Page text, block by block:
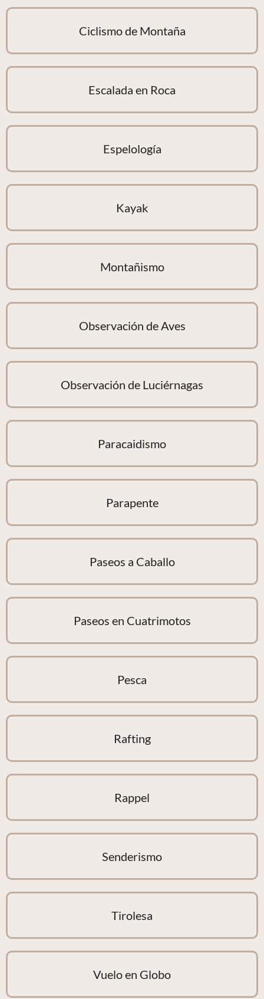
Ciclismo de Montaña
Escalada en Roca
Espelología
Kayak
Montañismo
Observación de Aves
Observación de Luciérnagas
Paracaidismo
Parapente
Paseos a Caballo
Paseos en Cuatrimotos
Pesca
Rafting
Rappel
Senderismo
Tirolesa
Vuelo en Globo